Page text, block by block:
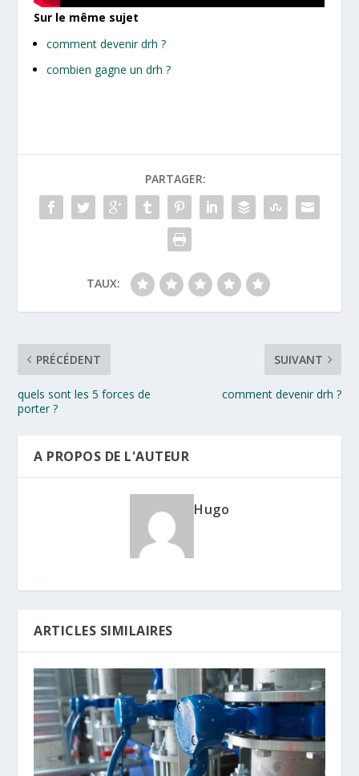
Sur le même sujet
comment devenir drh ?
combien gagne un drh ?
PARTAGER:
TAUX:
PRÉCÉDENT
quels sont les 5 forces de
porter ?
SUIVANT
comment devenir drh ?
A PROPOS DE L'AUTEUR
Hugo
ARTICLES SIMILAIRES